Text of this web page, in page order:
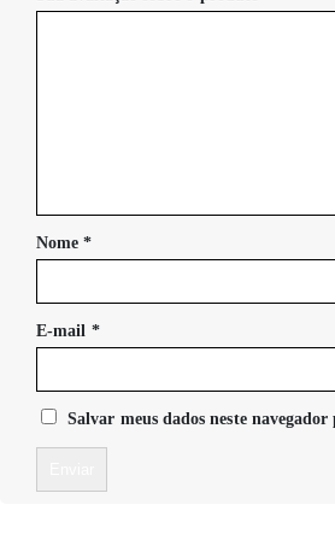
Nome*
E-mail *
Salvar meus dados neste